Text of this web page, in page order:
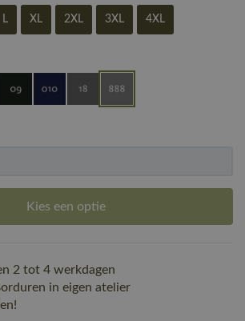
L XL 2XL 3XL 4XL
Kies een optie
2 tot 4 werkdagen
in eigen atelier